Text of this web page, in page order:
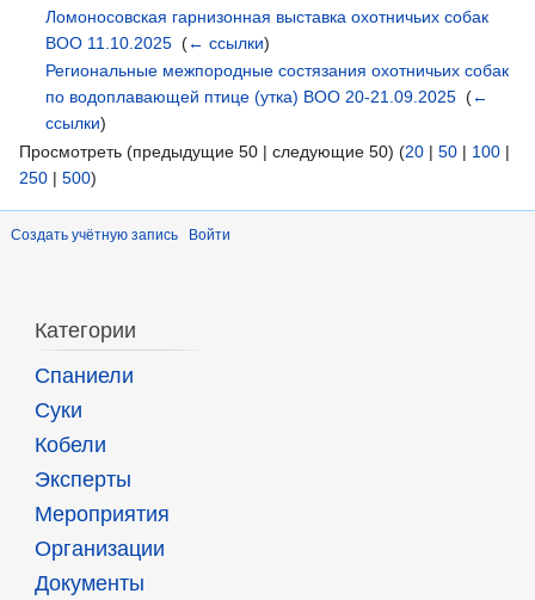
Ломоносовская гарнизонная выставка охотничьих собак
ВОО 11.10.2025 ‎(← ссылки)
Региональные межпородные состязания охотничьих собак
по водоплавающей птице (утка) ВОО 20-21.09.2025 ‎(←
ссылки)
Просмотреть (предыдущие 50 | следующие 50) (20 | 50 | 100 |
250 | 500)
Создать учётную запись Войти
Категории
Спаниели
Суки
Кобели
Эксперты
Мероприятия
Организации
Документы